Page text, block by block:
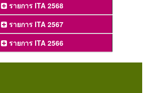
รายการ ITA 2568
รายการ ITA 2567
รายการ ITA 2566